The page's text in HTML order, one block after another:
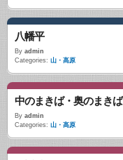
八幡平
By admin
Categories: 山・高原
中のまきば・奥のまきば
By admin
Categories: 山・高原